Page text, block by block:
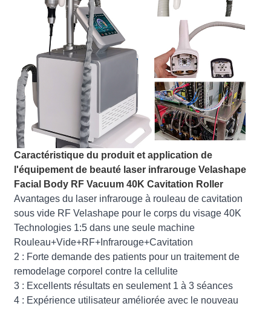
Caractéristique du produit et application de
l'équipement de beauté laser infrarouge Velashape
Facial Body RF Vacuum 40K Cavitation Roller
Avantages du laser infrarouge à rouleau de cavitation
sous vide RF Velashape pour le corps du visage 40K
Technologies 1:5 dans une seule machine
Rouleau+Vide+RF+Infrarouge+Cavitation
2 : Forte demande des patients pour un traitement de
remodelage corporel contre la cellulite
3 : Excellents résultats en seulement 1 à 3 séances
4 : Expérience utilisateur améliorée avec le nouveau